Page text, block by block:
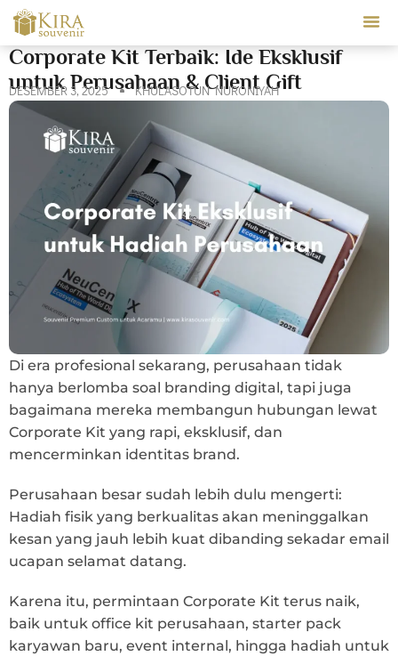
Corporate Kit Terbaik: Ide Eksklusif
untuk Perusahaan & Client Gift
DESEMBER 3, 2025 KHULASOTUN NURONIYAH
Di era profesional sekarang, perusahaan tidak
hanya berlomba soal branding digital, tapi juga
bagaimana mereka membangun hubungan lewat
Corporate Kit yang rapi, eksklusif, dan
mencerminkan identitas brand.
Perusahaan besar sudah lebih dulu mengerti:
Hadiah fisik yang berkualitas akan meninggalkan
kesan yang jauh lebih kuat dibanding sekadar email
ucapan selamat datang.
Karena itu, permintaan Corporate Kit terus naik,
baik untuk office kit perusahaan, starter pack
karyawan baru, event internal, hingga hadiah untuk